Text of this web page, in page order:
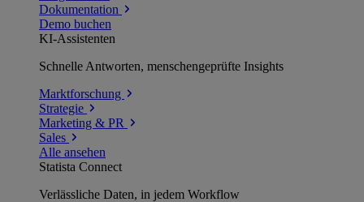
Dokumentation
Demo buchen
KI-Assistenten
Schnelle Antworten, menschengeprüfte Insights
Marktforschung
Strategie
Marketing & PR
Sales
Alle ansehen
Statista Connect
Verlässliche Daten, in jedem Workflow